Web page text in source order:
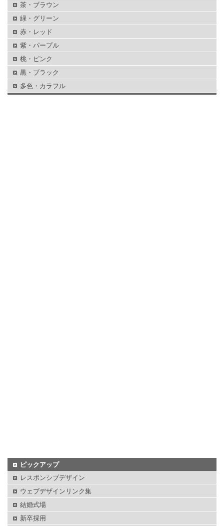
茶・ブラウン
緑・グリーン
赤・レッド
紫・パープル
桃・ピンク
黒・ブラック
多色・カラフル
ピックアップ
レスポンシブデザイン
ウェブデザインリンク集
結婚式場
新卒採用